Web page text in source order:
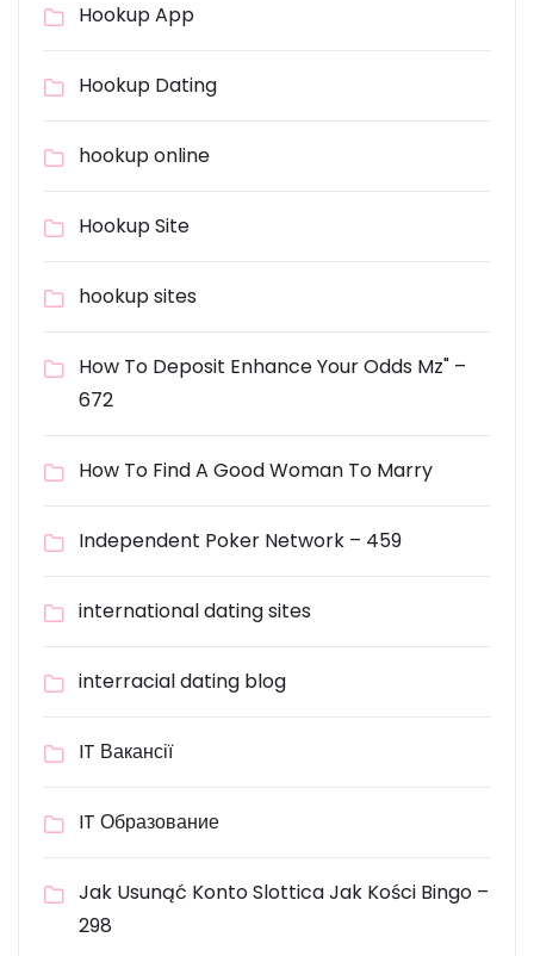
Hookup App
Hookup Dating
hookup online
Hookup Site
hookup sites
How To Deposit Enhance Your Odds Mz" –
672
How To Find A Good Woman To Marry
Independent Poker Network – 459
international dating sites
interracial dating blog
IT Вакансії
IT Образование
Jak Usunąć Konto Slottica Jak Kości Bingo –
298